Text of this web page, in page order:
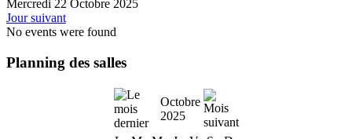
Mercredi 22 Octobre 2025
Jour suivant
No events were found
Planning des salles
Octobre
2025